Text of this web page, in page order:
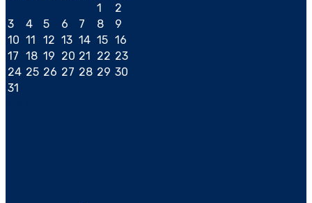
1
2
3
4 5 6 7 8
9
10 11 12 13 14 15 16
17 18 19 20 21 22 23
24 25 26 27 28 29 30
31